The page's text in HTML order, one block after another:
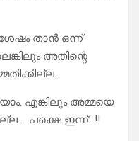
താൻ ഒന്ന്
അതിന്റെ
എങ്കിലും അമ്മയെ
പക്ഷെ ഇന്ന്…!!